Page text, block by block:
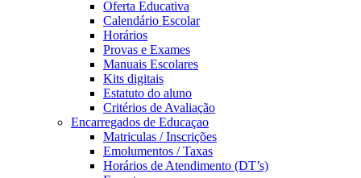
Oferta Educativa
Calendário Escolar
Horários
Provas e Exames
Manuais Escolares
Kits digitais
Estatuto do aluno
Critérios de Avaliação
Encarregados de Educaçao
Matriculas / Inscrições
Emolumentos / Taxas
Horários de Atendimento (DT’s)